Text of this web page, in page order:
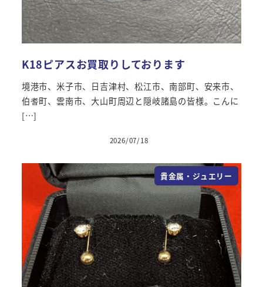
K18ピアスお買取りしております
境港市、米子市、日吉津村、松江市、南部町、安来市、
伯耆町、雲南市、大山町周辺と隠岐諸島の皆様。こんに
[…]
投稿日
2026/07/18
貴金属・ジュエリー